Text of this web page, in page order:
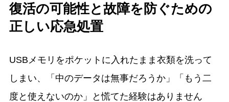
復活の可能性と故障を防ぐための
正しい応急処置
USBメモリをポケットに入れたまま衣類を洗って
しまい、「中のデータは無事だろうか」「もう二
度と使えないのか」と慌てた経験はありません